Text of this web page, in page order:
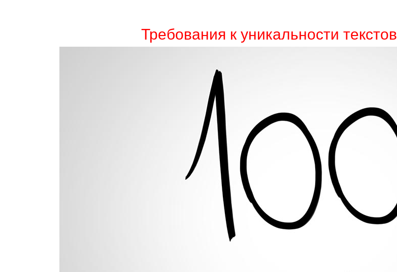
Требования к уникальности текстов